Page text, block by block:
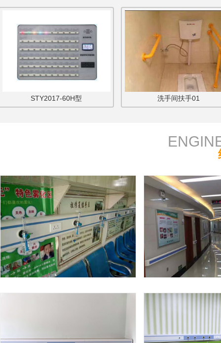
STY2017-60H型 洗手间扶手01
工程案例 走廊扶手工